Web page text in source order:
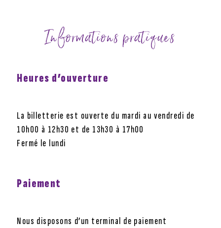
Informations pratiques
Heures d’ouverture
La billetterie est ouverte du mardi au vendredi de
10h00 à 12h30 et de 13h30 à 17h00
Fermé le lundi
Paiement
Nous disposons d’un terminal de paiement